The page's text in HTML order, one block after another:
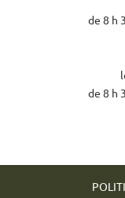
de 8 h
de 8 h